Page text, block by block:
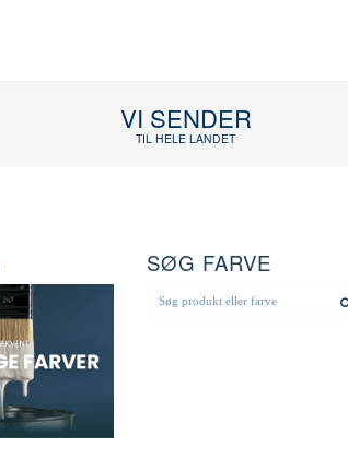
VI SENDER
TIL HELE LANDET
SØG FARVE